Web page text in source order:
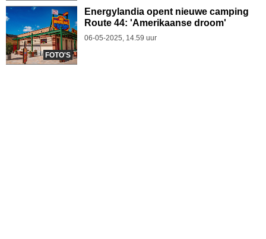
FOTO'S
Energylandia opent nieuwe camping
Route 44: 'Amerikaanse droom'
06-05-2025, 14.59 uur